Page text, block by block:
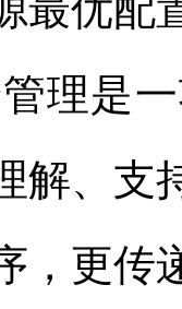
理是
解、支
，更传